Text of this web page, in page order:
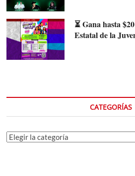
⏳ Gana hasta
Estatal de la
CATEGORÍAS
Categorías